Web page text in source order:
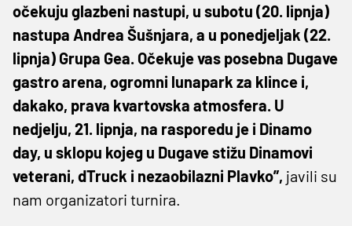
očekuju glazbeni nastupi, u subotu (20. lipnja)
nastupa Andrea Šušnjara, a u ponedjeljak (22.
lipnja) Grupa Gea. Očekuje vas posebna Dugave
gastro arena, ogromni lunapark za klince i,
dakako, prava kvartovska atmosfera. U
nedjelju, 21. lipnja, na rasporedu je i Dinamo
day, u sklopu kojeg u Dugave stižu Dinamovi
veterani, dTruck i nezaobilazni Plavko”, javili su
nam organizatori turnira.